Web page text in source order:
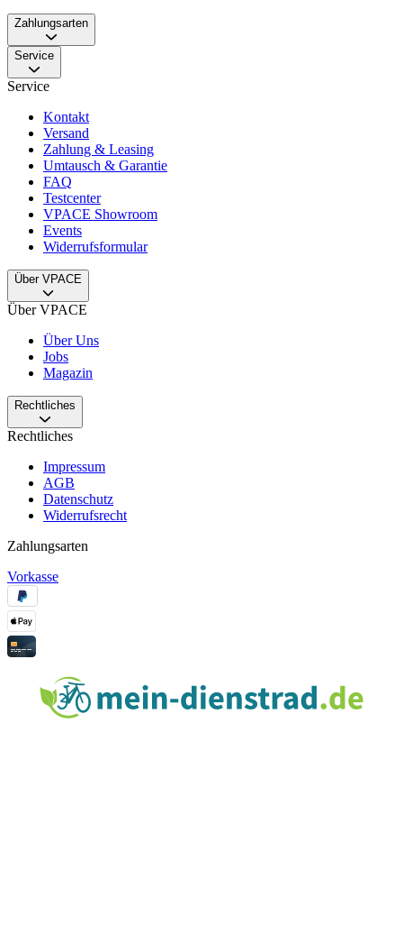
Zahlungsarten
Service
Service
Kontakt
Versand
Zahlung & Leasing
Umtausch & Garantie
FAQ
Testcenter
VPACE Showroom
Events
Widerrufsformular
Über VPACE
Über VPACE
Über Uns
Jobs
Magazin
Rechtliches
Rechtliches
Impressum
AGB
Datenschutz
Widerrufsrecht
Zahlungsarten
Vorkasse